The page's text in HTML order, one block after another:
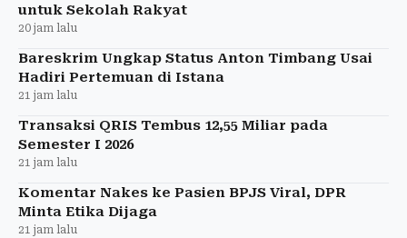
untuk Sekolah Rakyat
20 jam lalu
Bareskrim Ungkap Status Anton Timbang Usai
Hadiri Pertemuan di Istana
21 jam lalu
Transaksi QRIS Tembus 12,55 Miliar pada
Semester I 2026
21 jam lalu
Komentar Nakes ke Pasien BPJS Viral, DPR
Minta Etika Dijaga
21 jam lalu